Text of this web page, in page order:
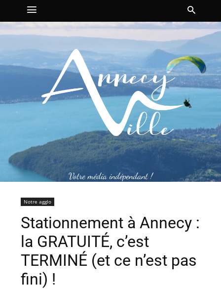
Votre média indépendant !
Notre agglo
Stationnement à Annecy :
la GRATUITÉ, c’est
TERMINÉ (et ce n’est pas
fini) !